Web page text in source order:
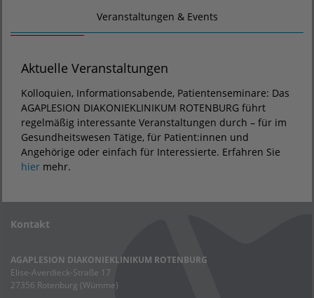
Veranstaltungen & Events
Aktuelle Veranstaltungen
Kolloquien, Informationsabende, Patientenseminare: Das
AGAPLESION DIAKONIEKLINIKUM ROTENBURG führt
regelmäßig interessante Veranstaltungen durch – für im
Gesundheitswesen Tätige, für Patient:innen und
Angehörige oder einfach für Interessierte. Erfahren Sie
hier mehr.
Kontakt
AGAPLESION DIAKONIEKLINIKUM ROTENBURG
Elise-Averdieck-Straße 17
27356 Rotenburg (Wümme)